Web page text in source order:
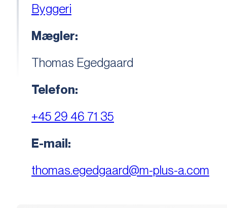
Byggeri
Mægler:
Thomas Egedgaard
Telefon:
+45 29 46 71 35
E-mail:
thomas.egedgaard@m-plus-a.com